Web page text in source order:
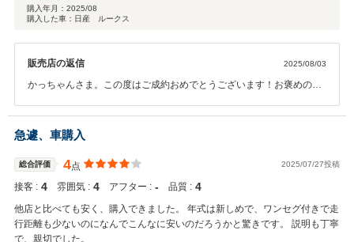
購入年月： 2025/08
購入した車：日産 ルークス
販売店の返信 2025/08/03
かっちゃんさま。この度はご成約おめでとうございます！お褒めのお
頑張らせて頂きました！アフターに関しても、向かいの本社工場にて
行っておりますので長いお付き合いをぜひよろしくお願いします！
急遽、車購入
総合評価 4点 2025/07/27投稿
接客 : 4 雰囲気 : 4 アフター : ‐ 品質 : 4
他店と比べても安く、購入できました。 年式は新しめで、ワンセグ付きで走
行距離も少ないのになんでこんなに安いのだろうかと驚きです。 説明も丁寧
で、親切でした。